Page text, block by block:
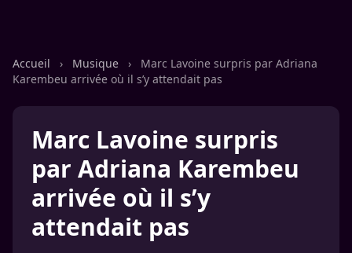
Accueil › Musique ›
Marc Lavoine surpris par Adriana
Karembeu arrivée où il s’y attendait pas
Marc Lavoine surpris
par Adriana Karembeu
arrivée où il s’y
attendait pas